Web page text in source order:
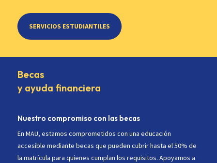
SERVICIOS ESTUDIANTILES
Becas
y ayuda financiera
Nuestro compromiso con las becas
En MAU, estamos comprometidos con una educación
accesible mediante becas que pueden cubrir hasta el 50% de
la matrícula para quienes cumplan los requisitos. Apoyamos a